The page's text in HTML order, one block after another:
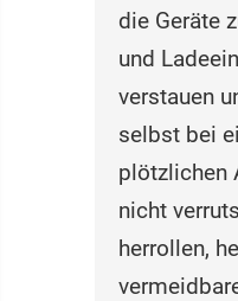
die Geräte
und
verstauen
selbst bei
plötzlichen
nicht
herrollen,